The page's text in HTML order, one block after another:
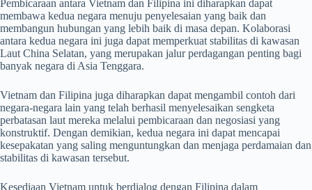
Pembicaraan antara Vietnam dan Filipina ini diharapkan dapat
membawa kedua negara menuju penyelesaian yang baik dan
membangun hubungan yang lebih baik di masa depan. Kolaborasi
antara kedua negara ini juga dapat memperkuat stabilitas di kawasan
Laut China Selatan, yang merupakan jalur perdagangan penting bagi
banyak negara di Asia Tenggara.
Vietnam dan Filipina juga diharapkan dapat mengambil contoh dari
negara-negara lain yang telah berhasil menyelesaikan sengketa
perbatasan laut mereka melalui pembicaraan dan negosiasi yang
konstruktif. Dengan demikian, kedua negara ini dapat mencapai
kesepakatan yang saling menguntungkan dan menjaga perdamaian dan
stabilitas di kawasan tersebut.
Kesediaan Vietnam untuk berdialog dengan Filipina dalam